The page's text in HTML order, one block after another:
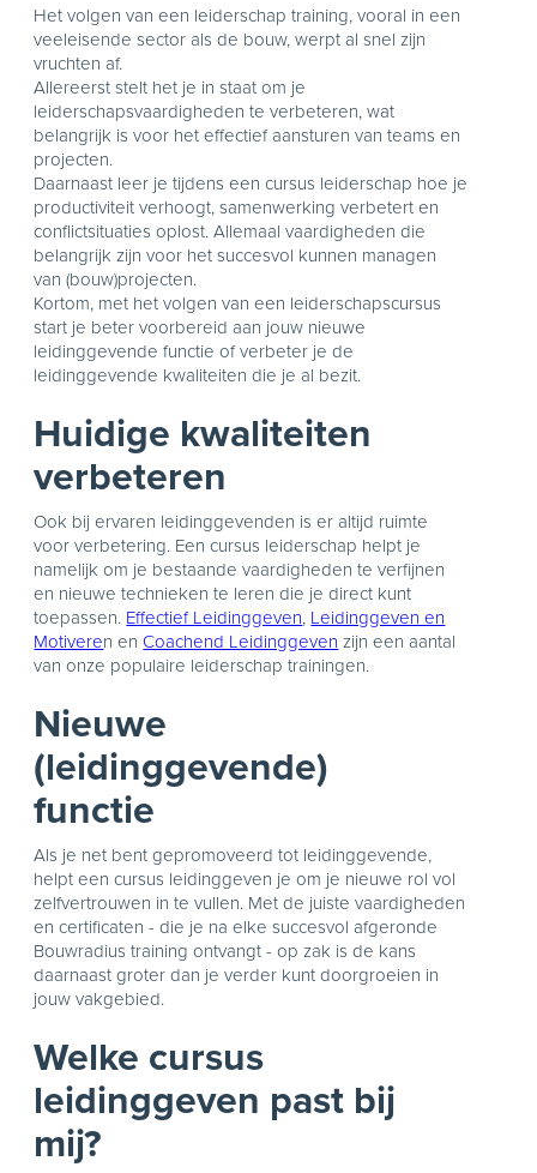
Het volgen van een leiderschap training, vooral in een
veeleisende sector als de bouw, werpt al snel zijn
vruchten af.
Allereerst stelt het je in staat om je
leiderschapsvaardigheden te verbeteren, wat
belangrijk is voor het effectief aansturen van teams en
projecten.
Daarnaast leer je tijdens een cursus leiderschap hoe je
productiviteit verhoogt, samenwerking verbetert en
conflictsituaties oplost. Allemaal vaardigheden die
belangrijk zijn voor het succesvol kunnen managen
van (bouw)projecten.
Kortom, met het volgen van een leiderschapscursus
start je beter voorbereid aan jouw nieuwe
leidinggevende functie of verbeter je de
leidinggevende kwaliteiten die je al bezit.
Huidige kwaliteiten
verbeteren
Ook bij ervaren leidinggevenden is er altijd ruimte
voor verbetering. Een cursus leiderschap helpt je
namelijk om je bestaande vaardigheden te verfijnen
en nieuwe technieken te leren die je direct kunt
toepassen. Effectief Leidinggeven, Leidinggeven en
Motiveren enCoachend Leidinggeven zijn een aantal
van onze populaire leiderschap trainingen.
Nieuwe
(leidinggevende)
functie
Als je net bent gepromoveerd tot leidinggevende,
helpt een cursus leidinggeven je om je nieuwe rol vol
zelfvertrouwen in te vullen. Met de juiste vaardigheden
en certificaten - die je na elke succesvol afgeronde
Bouwradius training ontvangt - op zak is de kans
daarnaast groter dan je verder kunt doorgroeien in
jouw vakgebied.
Welke cursus
leidinggeven past bij
mij?